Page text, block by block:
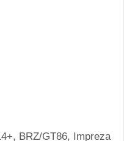
BRZ/GT86, Impreza